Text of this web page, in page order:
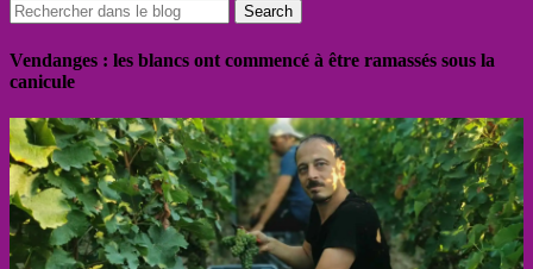
Vendanges : les blancs ont commencé à être ramassés sous la
canicule